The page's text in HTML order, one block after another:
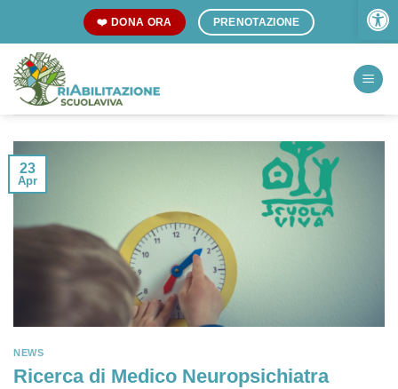
content
❤️ DONA ORA PRENOTAZIONE
23
Apr
NEWS
Ricerca di Medico Neuropsichiatra